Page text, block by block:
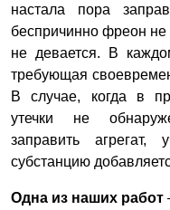
настала пора
беспричинно фреон не
не девается. В
требующая
В случае, когда в
утечки не
заправить
субстанцию
Одна из наших работ